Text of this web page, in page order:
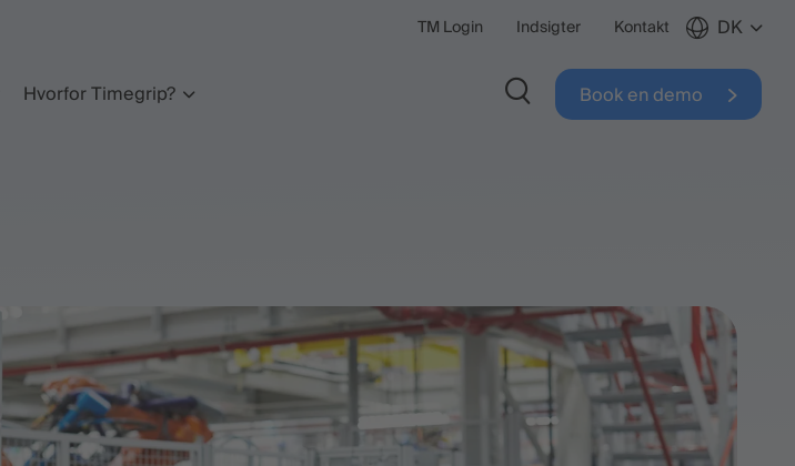
TM Login Indsigter Kontakt DK
Hvorfor Timegrip? Book en demo